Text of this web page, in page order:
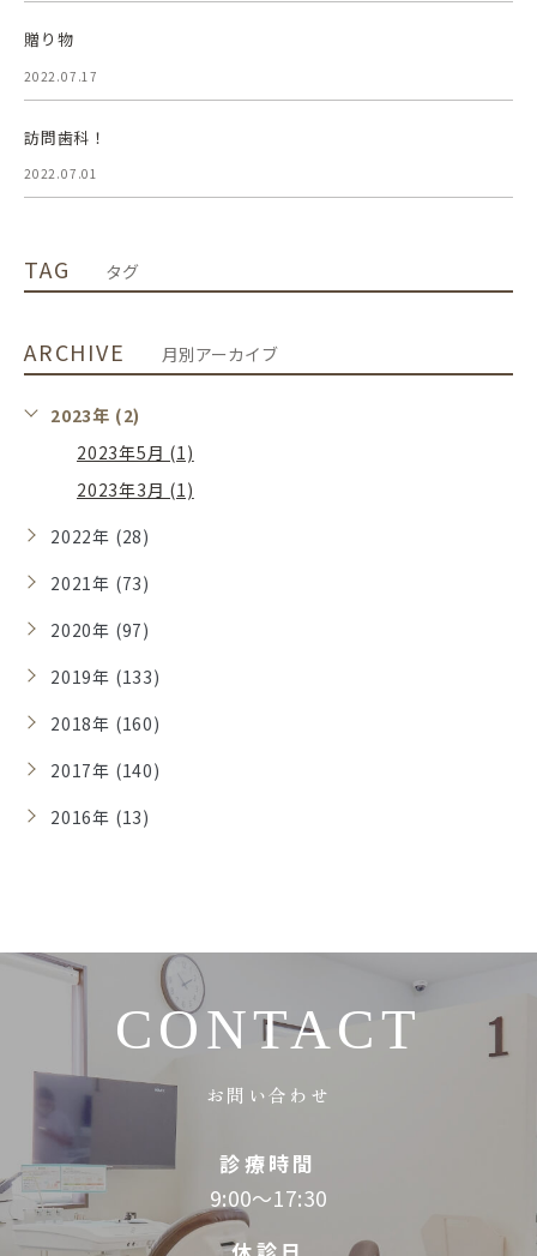
贈り物
2022.07.17
訪問歯科！
2022.07.01
TAG タグ
ARCHIVE 月別アーカイブ
2023年 (2)
2023年5月 (1)
2023年3月 (1)
2022年 (28)
2021年 (73)
2020年 (97)
2019年 (133)
2018年 (160)
2017年 (140)
2016年 (13)
CONTACT
お問い合わせ
診療時間
9:00～17:30